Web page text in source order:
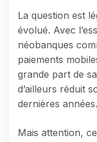
La question est
évolué. Avec
néobanques
paiements
grande part de
d’ailleurs réduit
dernières années.
Mais attention,